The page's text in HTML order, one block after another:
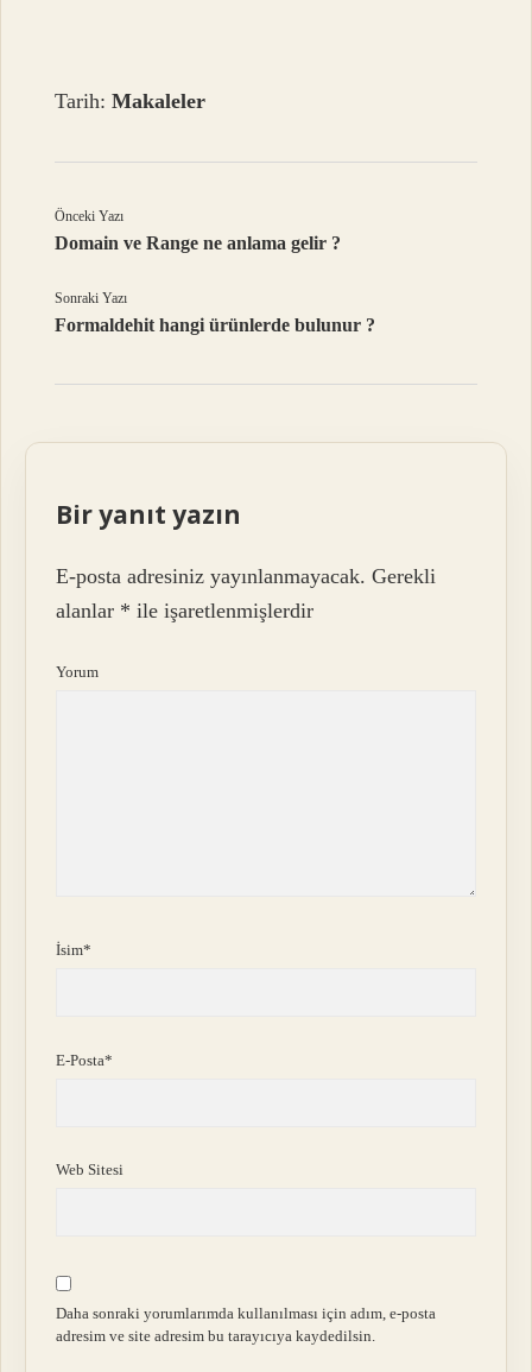
Tarih:Makaleler
Önceki Yazı
Domain ve Range ne anlama gelir ?
Sonraki Yazı
Formaldehit hangi ürünlerde bulunur ?
Bir yanıt yazın
E-posta adresiniz yayınlanmayacak. Gerekli
alanlar * ile işaretlenmişlerdir
Yorum
İsim*
E-Posta*
Web Sitesi
Daha sonraki yorumlarımda kullanılması için adım, e-posta
adresim ve site adresim bu tarayıcıya kaydedilsin.